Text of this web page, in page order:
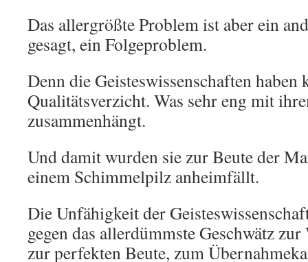
Das allergrößte Problem ist aber ein
gesagt, ein Folgeproblem.
Denn die Geisteswissenschaften haben
Qualitätsverzicht. Was sehr eng mit
zusammenhängt.
Und damit wurden sie zur Beute der
einem Schimmelpilz anheimfällt.
Die Unfähigkeit der
gegen das allerdümmste Geschwätz
zur perfekten Beute, zum